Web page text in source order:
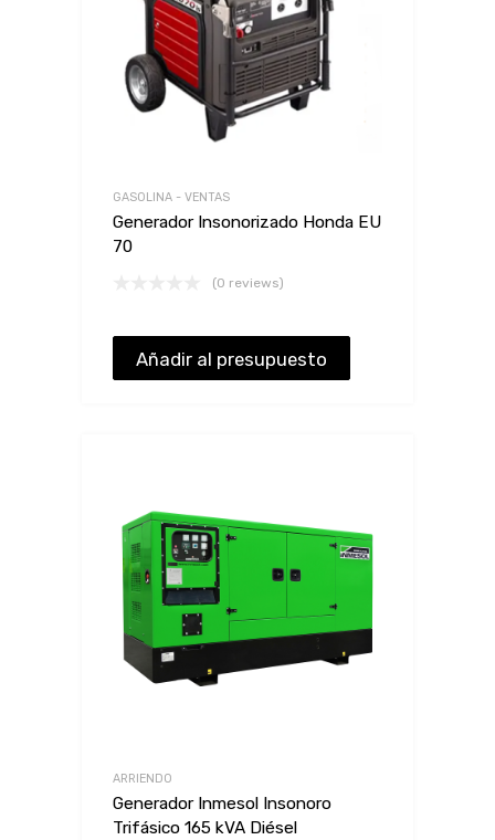
GASOLINA - VENTAS
Generador Insonorizado Honda EU
70
(0 reviews)
Añadir al presupuesto
ARRIENDO
Generador Inmesol Insonoro
Trifásico 165 kVA Diésel